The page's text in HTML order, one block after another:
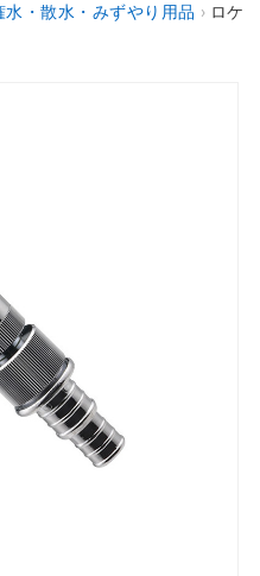
水・散水・みずやり用品 › ロケ